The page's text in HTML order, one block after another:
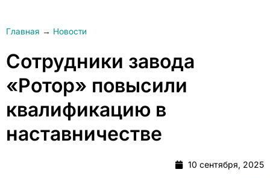
Главная → Новости
Сотрудники завода
«Ротор» повысили
квалификацию в
наставничестве
10 сентября, 2025